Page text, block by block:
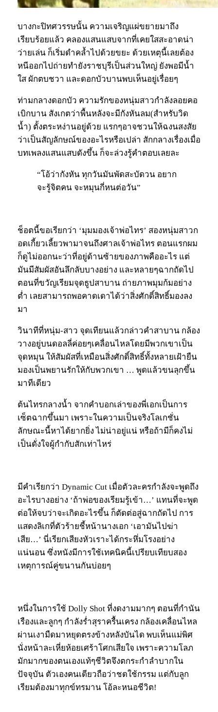
บางกะปิทศวรรษนั้น ความเจริญแผ่ขยายมาถึง
เรียบร้อยแล้ว คลองแสนแสบจากที่เคยใสสะอาดน่า
ว่ายเล่น ก็เริ่มดำคล้ำไปด้วยขยะ ด้วยเหตุนี้เลยต้อง
หนีออกไปถ่ายทำยังราชบุรีเป็นส่วนใหญ่ ยังพอมีน้ำ
ใส ผักตบชวา และดอกบัวบานพบเห็นอยู่เรื่อยๆ
ท่ามกลางดอกบัว ความรักของหนุ่มสาวกำลังลอยคอ
เบิกบาน สังเกตว่าพื้นหลังจะมีกังหันลม(สำหรับวิด
น้ำ) ตั้งตระหง่านอยู่ด้วย แรกๆอาจชวนให้ฉงนสงสัย
ว่าเป็นสัญลักษณ์ของอะไรหรือเปล่า สักกลางเรื่องเมื่อ
บทเพลงแสนแสบดังขึ้น ก็จะล่วงรู้คำตอบเลยละ
“โอ้ว่ากังหัน ทุกวันมันพัดสะบัดวน อยาก
จะรู้จิตคน จะหมุนกี่หนต่อวัน”
ช็อตนี้ขอเรียกว่า ‘มุมมองเจ้าพ่อไทร’ สองหนุ่มสาวก
อดเกี้ยวเลี้ยวพามาจนถึงศาลเจ้าพ่อไทร ตอนแรกผม
ก็ดูไม่ออกนะว่าที่อยู่ด้านซ้ายของภาพคืออะไร แต่
มันมีสัมผัสอันลึกลับบางอย่าง และหลายๆฉากถัดไป
ตอนที่ขวัญเรียมจุดธูปสาบาน ถ่ายภาพมุมก้มอย่าง
ต่ำ เลยสามารถพอคาดเดาได้ว่าสิ่งศักดิ์สิทธิ์มองลง
มา
วินาทีที่หนุ่ม-สาว จุดเทียนแล้วกล่าวคำสาบาน กล้อง
วางอยู่บนดอลลี่ค่อยๆเคลื่อนไหลโดยมีพวกเขาเป็น
จุดหมุน ให้สัมผัสที่เหมือนสิ่งศักดิ์สิทธิ์ทั้งหลายเฝ้ายืน
มองเป็นพยานรักให้กับพวกเขา … พูดแล้วขนลุกขึ้น
มาทีเดียว
ต้นไทรกลางน้ำ จากคำบอกเล่าของพี่เอกเป็นการ
เซ็ตฉากขึ้นมา เพราะในความเป็นจริงโลเกชั่น
ลักษณะนี้หาได้ยากยิ่ง ไม่น่าอยู่แน่ หรือถ้ามีก็คงไม่
เป็นดั่งใจผู้กำกับสักเท่าไหร่
มีคำเรียกว่า Dynamic Cut เมื่อตัวละครกำลังจะพูดถึง
อะไรบางอย่าง ‘ถ้าพ่อของเรียมรู้เข้า…’ แทนที่จะพูด
ต่อให้จบว่าจะเกิดอะไรขึ้น ก็ตัดต่อสู่ฉากถัดไป การ
แสดงลิเกที่ตัวร้ายชี้หน้านางเอก ‘เอามันไปฆ่า
เสีย…’ นี่เรียกเสียงหัวเราะได้กระหึ่มโรงอย่าง
แน่นอน ซึ่งหนังมีการใช้เทคนิคนี้เปรียบเทียบสอง
เหตุการณ์คู่ขนานกันบ่อยๆ
หนึ่งในการใช้ Dolly Shot ที่งดงามมากๆ ตอนที่กำนัน
เรืองและลูกๆ กำลังร่ำสุราครื้นเครง กล้องเคลื่อนไหล
ผ่านเงามืดมาหยุดตรงข้างหลังบันได พบเห็นแม่พิศ
นั่งหน้าละเหี่ยห้อยเศร้าโศกเสียใจ เพราะความโลภ
มักมากของตนเองแท้ๆชีวิตจึงตกระกำลำบากใน
ปัจจุบัน ตัวเองคนเดียวถือว่าชดใช้กรรม แต่กับลูก
เรียมต้องมาทุกข์ทรมาน โอ้ละหนอชีวิต!